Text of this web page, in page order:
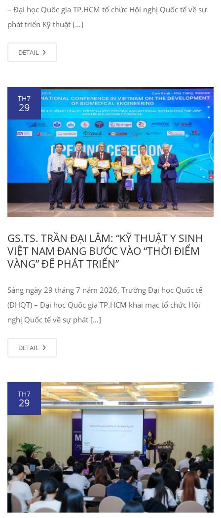
– Đại học Quốc gia TP.HCM tổ chức Hội nghị Quốc tế về sự
phát triển Kỹ thuật […]
DETAIL
TH7
29
GS.TS. TRẦN ĐẠI LÂM: “KỸ THUẬT Y SINH
VIỆT NAM ĐANG BƯỚC VÀO “THỜI ĐIỂM
VÀNG” ĐỂ PHÁT TRIỂN”
Sáng ngày 29 tháng 7 năm 2026, Trường Đại học Quốc tế
(ĐHQT) – Đại học Quốc gia TP.HCM khai mạc tổ chức Hội
nghị Quốc tế về sự phát […]
DETAIL
TH7
29